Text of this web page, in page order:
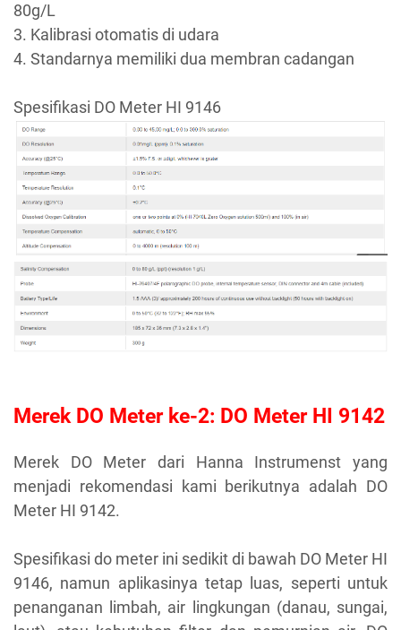
80g/L
3. Kalibrasi otomatis di udara
4. Standarnya memiliki dua membran cadangan
Spesifikasi DO Meter HI 9146
Merek DO Meter ke-2: DO Meter HI 9142
Merek DO Meter dari Hanna Instrumenst yang
menjadi rekomendasi kami berikutnya adalah DO
Meter HI 9142.
Spesifikasi do meter ini sedikit di bawah DO Meter HI
9146, namun aplikasinya tetap luas, seperti untuk
penanganan limbah, air lingkungan (danau, sungai,